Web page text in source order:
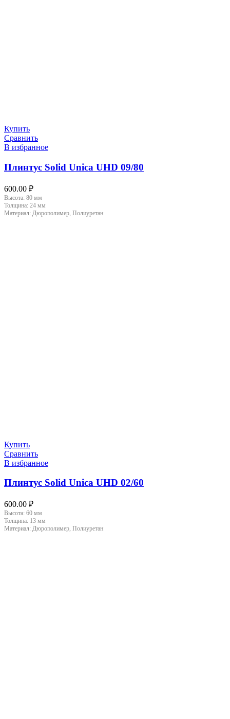
Купить
Сравнить
В избранное
Плинтус Solid Unica UHD 09/80
600.00 ₽
Высота: 80 мм
Толщина: 24 мм
Материал: Дюрополимер, Полиуретан
Купить
Сравнить
В избранное
Плинтус Solid Unica UHD 02/60
600.00 ₽
Высота: 60 мм
Толщина: 13 мм
Материал: Дюрополимер, Полиуретан